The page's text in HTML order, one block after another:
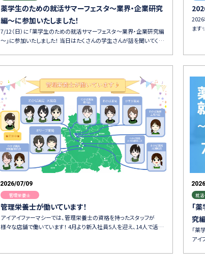
薬学生のための就活サマーフェスタ〜業界・企業研究
編～に参加いたしました！
7/12（日）に「薬学生のための就活サマーフェスタ〜業界・企業研究編
～」に参加いたしました！ 当日はたくさんの学生さんが話を聞いてく…
ます
2026/07/09
管理栄養士
管理栄養士が働いています！
アイアイファーマシーでは、管理栄養士の資格を持ったスタッフが
様々な店舗で働いています！ 4月より新入社員5人を迎え、14人で活…
就活
「
究
「薬
アイ